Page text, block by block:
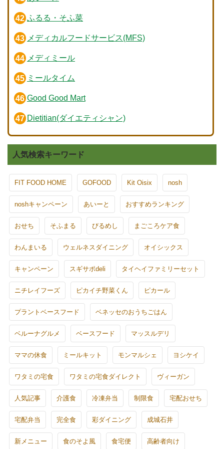
ふるる・そふ菜
メディカルフードサービス(MFS)
メディミール
ミールタイム
Good Good Mart
Dietitian(ダイエティシャン)
人気検索キーワード
FIT FOOD HOME GOFOOD Kit Oisix nosh
noshキャンペーン あいーと おすすめランキング
おせち そふまる びるめし まごころケア食
わんまいる ウェルネスダイニング オイシックス
キャンペーン スギサポdeli タイヘイファミリーセット
ニチレイフーズ ピカイチ野菜くん ピカール
プラントベースフード ベネッセのおうちごはん
ベルーナグルメ ベースフード マッスルデリ
ママの休食 ミールキット モンマルシェ ヨシケイ
ワタミの宅食 ワタミの宅食ダイレクト ヴィーガン
人気記事 介護食 冷凍弁当 制限食 宅配おせち
宅配弁当 完全食 彩ダイニング 成城石井
新メニュー 食のそよ風 食宅便 高齢者向け